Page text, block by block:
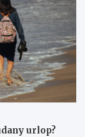
urlop?